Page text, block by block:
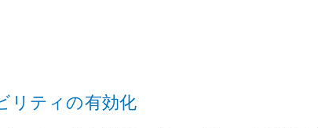
リティの有効化